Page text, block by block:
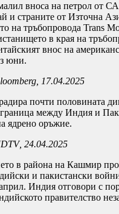
вноса на петрол от
и страните от Източна
на тръбопровода Trans
в края на
внос на
юни.
, 17.04.2025
почти половината
между Индия и
ядрено оръжие.
, 24.04.2025
в района на Кашмир
и пакистански
Индия отговори с
правителство